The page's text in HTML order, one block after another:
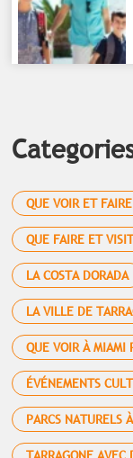
QUE VOIR ET
QUE FAIRE ET
LA COSTA DORADA
LA VILLE DE
QUE VOIR À MIAMI
ÉVÉNEMENTS
PARCS NATURELS